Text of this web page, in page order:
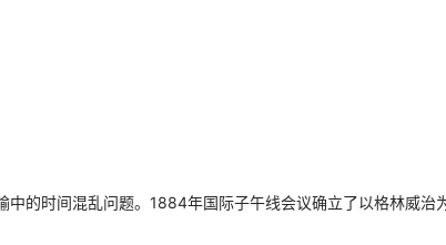
的时间混乱问题。1884年国际子午线会议确立了以格林威治